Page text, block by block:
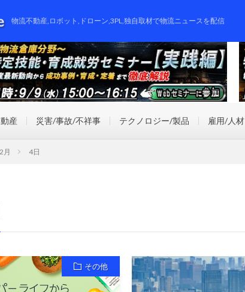
物流不動産,ロボット,ドローン,3PL,独自取材で物流ニュースを配信
産 災害/事故/不祥事 テクノロジー/製品 雇用/人材
月 4日
その他